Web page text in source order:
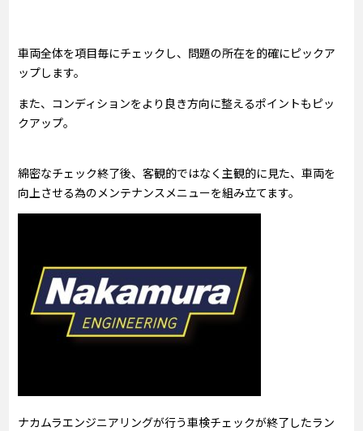
車両全体を項目毎にチェックし、問題の所在を的確にピックア
ップします。
また、コンディションをより良き方向に整えるポイントもピッ
クアップ。
綿密なチェック終了後、客観的ではなく主観的に見た、車両を
向上させる為のメンテナンスメニューを組み立てます。
ナカムラエンジニアリングが行う車検チェックが終了したラン